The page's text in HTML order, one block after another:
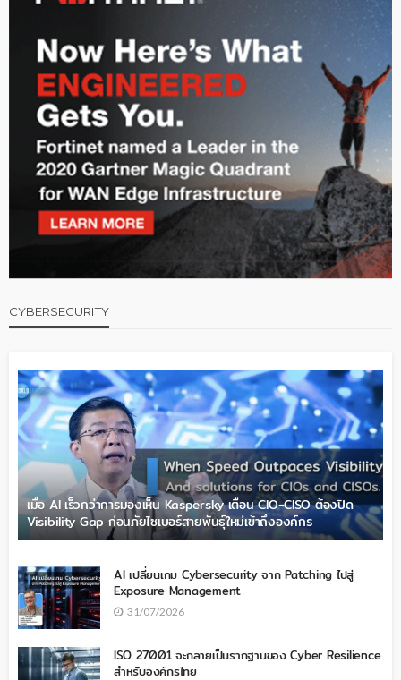
CYBERSECURITY
เมื่อ AI เร็วกว่าการมองเห็น Kaspersky เตือน CIO-CISO ต้องปิด
Visibility Gap ก่อนภัยไซเบอร์สายพันธุ์ใหม่เข้าถึงองค์กร
AI เปลี่ยนเกม Cybersecurity จาก Patching ไปสู่
Exposure Management
31/07/2026
ISO 27001 จะกลายเป็นรากฐานของ Cyber Resilience
สำหรับองค์กรไทย